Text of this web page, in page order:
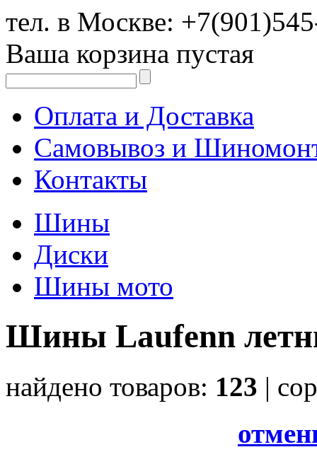
тел. в Москве:
Ваша корзина пустая
Оплата и Доставка
Самовывоз и
Контакты
Шины
Диски
Шины мото
Шины Laufenn
найдено товаров: 123 |